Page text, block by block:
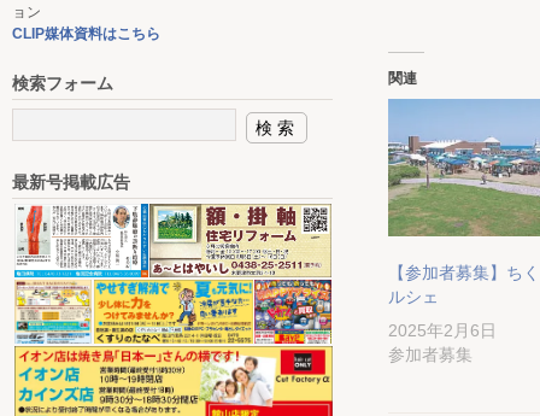
関連
【参加者募集】ち
ルシェ
2025年2月6日
参加者募集
ョン
CLIP媒体資料はこちら
検索フォーム
最新号掲載広告